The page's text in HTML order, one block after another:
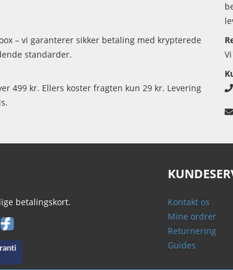
– vi garanterer sikker betaling med krypterede
standarder.
499 kr. Ellers koster fragten kun 29 kr. Levering
betalingskort.
Kontakt os
Mine ordrer
Returnering
Guides